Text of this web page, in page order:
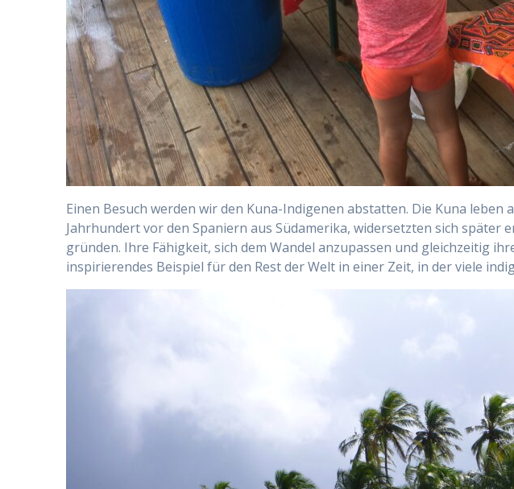
Einen Besuch werden wir den Kuna-Indigenen abstatten. Die Kuna
Jahrhundert vor den Spaniern aus Südamerika, widersetzten sich später
gründen. Ihre Fähigkeit, sich dem Wandel anzupassen und gleichzeitig
inspirierendes Beispiel für den Rest der Welt in einer Zeit, in der viele